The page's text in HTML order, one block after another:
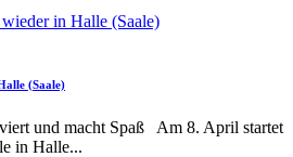
(Saale)
und macht Spaß Am 8. April startet
in Halle...